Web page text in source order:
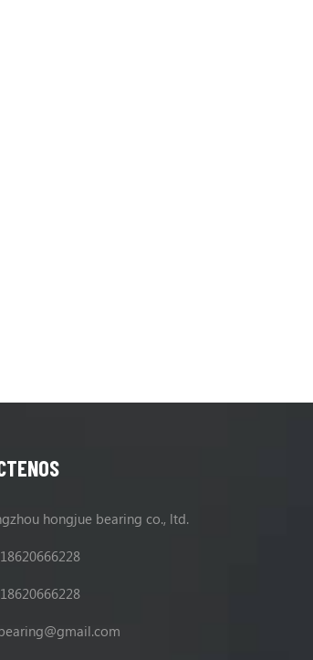
hongjue bearing co., ltd.